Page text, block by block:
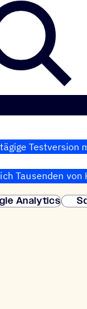
Test­ver­sion
Tausenden
Einrichtung.
Analytics